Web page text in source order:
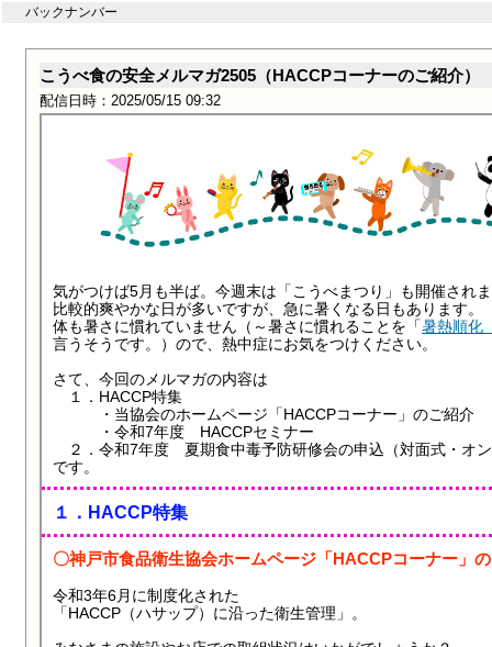
バックナンバー
こうべ食の安全メルマガ2505（HACCPコーナーのご紹介）
配信日時：2025/05/15 09:32